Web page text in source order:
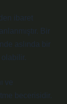
ibaret
Bir
aslında bir
olabilir.
ve
becerisidir.